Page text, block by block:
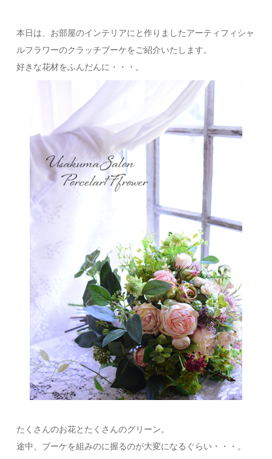
本日は、お部屋のインテリアにと作りましたアーティフィシャ
ルフラワーのクラッチブーケをご紹介いたします。
好きな花材をふんだんに・・・。
たくさんのお花とたくさんのグリーン。
途中、ブーケを組みのに握るのが大変になるぐらい・・・。